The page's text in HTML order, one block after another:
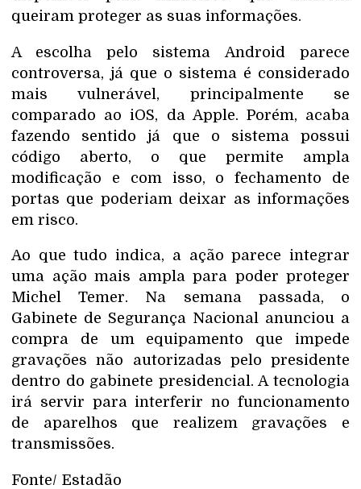
queiram proteger as suas informações.
A escolha pelo sistema Android parece
controversa, já que o sistema é considerado
mais vulnerável, principalmente se
comparado ao iOS, da Apple. Porém, acaba
fazendo sentido já que o sistema possui
código aberto, o que permite ampla
modificação e com isso, o fechamento de
portas que poderiam deixar as informações
em risco.
Ao que tudo indica, a ação parece integrar
uma ação mais ampla para poder proteger
Michel Temer. Na semana passada, o
Gabinete de Segurança Nacional anunciou a
compra de um equipamento que impede
gravações não autorizadas pelo presidente
dentro do gabinete presidencial. A tecnologia
irá servir para interferir no funcionamento
de aparelhos que realizem gravações e
transmissões.
Fonte/ Estadão